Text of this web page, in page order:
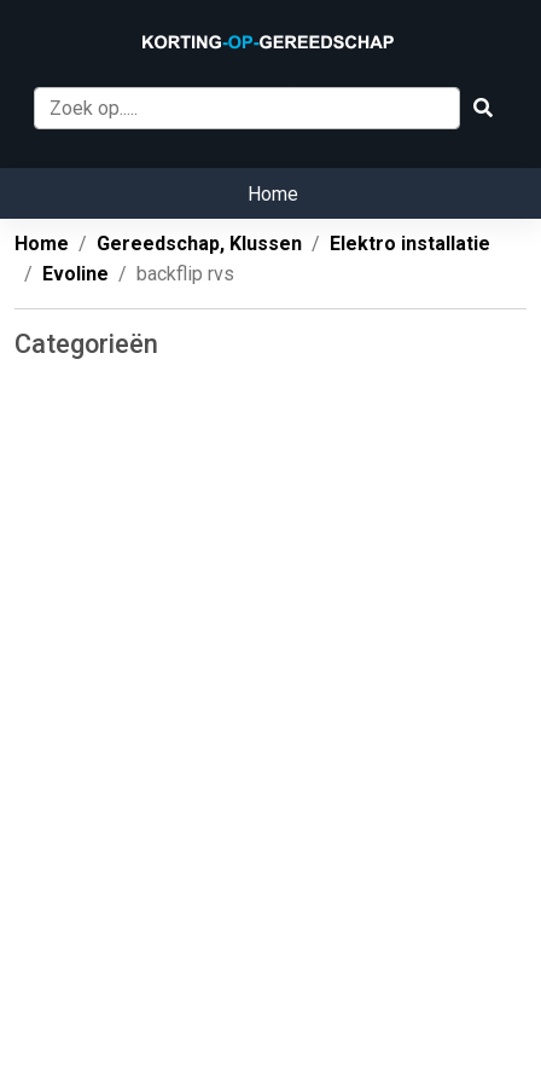
Home
Home Gereedschap, Klussen
Elektro installatie
Evoline
backflip rvs
Categorieën